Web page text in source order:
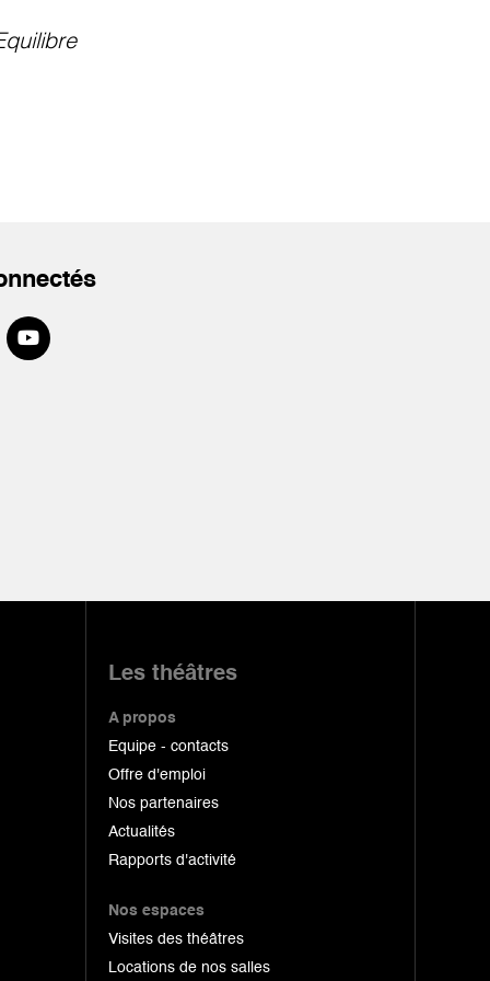
Les théâtres
A propos
Equipe - contacts
Offre d'emploi
Nos partenaires
Actualités
Rapports d'activité
Nos espaces
Visites des théâtres
Locations de nos salles